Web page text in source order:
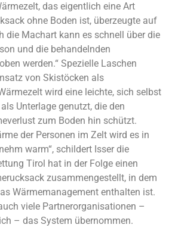
das eigentlich eine Art
ohne Boden ist, überzeugte auf
die Machart kann es schnell über die
und die behandelnden
werden.“ Spezielle Laschen
von Skistöcken als
wird eine leichte, sich selbst
Unterlage genutzt, die den
zum Boden hin schützt.
der Personen im Zelt wird es in
warm“, schildert Isser die
Tirol hat in der Folge einen
zusammengestellt, in dem
Wärmemanagement enthalten ist.
viele Partnerorganisationen –
– das System übernommen.